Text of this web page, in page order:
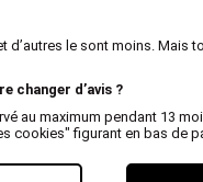
le sont moins. Mais
changer d’avis ?
au maximum pendant 13
cookies" figurant en bas de